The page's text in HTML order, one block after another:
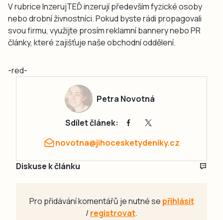
V rubrice InzerujTEĎ inzerují především fyzické osoby
nebo drobní živnostníci. Pokud byste rádi propagovali
svou firmu, využijte prosím reklamní bannery nebo PR
články, které zajišťuje naše obchodní oddělení.
-red-
Petra Novotná
Sdílet článek:
novotna@jihocesketydeniky.cz
Diskuse k článku
Pro přidávání komentářů je nutné se přihlásit
/registrovat.